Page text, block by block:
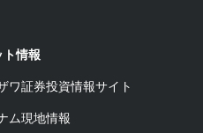
ト情報
ワ証券投資情報サイト
ム現地情報